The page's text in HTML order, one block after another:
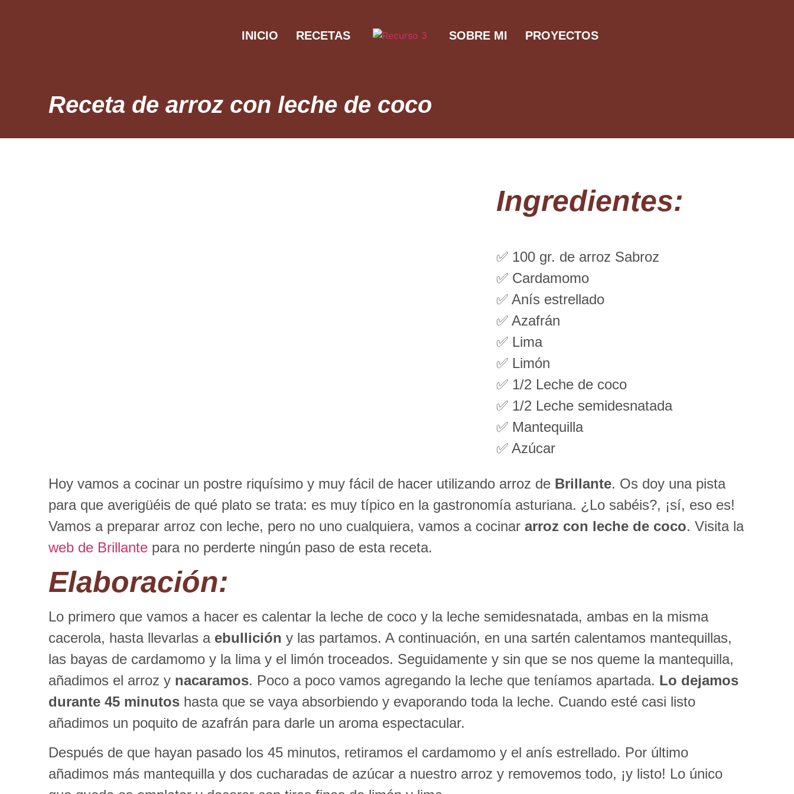
INICIO RECETAS SOBRE MI PROYECTOS
Receta de arroz con leche de coco
Ingredientes:
✅ 100 gr. de arroz Sabroz
✅ Cardamomo
✅ Anís estrellado
✅ Azafrán
✅ Lima
✅ Limón
✅ 1/2 Leche de coco
✅ 1/2 Leche semidesnatada
✅ Mantequilla
✅ Azúcar
Hoy vamos a cocinar un postre riquísimo y muy fácil de hacer utilizando arroz de Brillante. Os doy una pista
para que averigüéis de qué plato se trata: es muy típico en la gastronomía asturiana. ¿Lo sabéis?, ¡sí, eso es!
Vamos a preparar arroz con leche, pero no uno cualquiera, vamos a cocinar arroz con leche de coco. Visita la
web de Brillante para no perderte ningún paso de esta receta.
Elaboración:
Lo primero que vamos a hacer es calentar la leche de coco y la leche semidesnatada, ambas en la misma
cacerola, hasta llevarlas a ebullición y las partamos. A continuación, en una sartén calentamos mantequillas,
las bayas de cardamomo y la lima y el limón troceados. Seguidamente y sin que se nos queme la mantequilla,
añadimos el arroz y nacaramos. Poco a poco vamos agregando la leche que teníamos apartada. Lo dejamos
durante 45 minutos hasta que se vaya absorbiendo y evaporando toda la leche. Cuando esté casi listo
añadimos un poquito de azafrán para darle un aroma espectacular.
Después de que hayan pasado los 45 minutos, retiramos el cardamomo y el anís estrellado. Por último
añadimos más mantequilla y dos cucharadas de azúcar a nuestro arroz y removemos todo, ¡y listo! Lo único